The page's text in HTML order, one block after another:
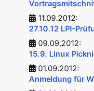
11.09.2012:
27.10.12 LPI-
09.09.2012:
15.9. Linux
01.09.2012:
Anmeldung für